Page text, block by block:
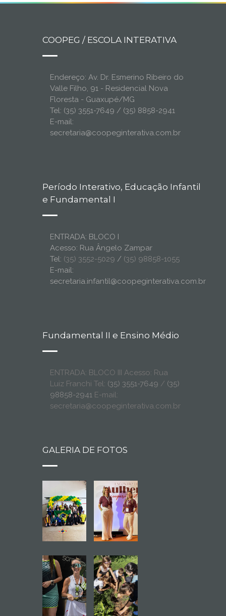
COOPEG / ESCOLA INTERATIVA
Endereço: Av. Dr. Esmerino Ribeiro do
Valle Filho, 91 - Residencial Nova
Floresta - Guaxupé/MG
Tel: (35) 3551-7649 / (35) 8858-2941
E-mail:
secretaria@coopeginterativa.com.br
Período Interativo, Educação Infantil
e Fundamental I
ENTRADA: BLOCO I
Acesso: Rua Ângelo Zampar
Tel: (35) 3552-5029 / (35) 98858-1055
E-mail:
secretaria.infantil@coopeginterativa.com.br
Fundamental II e Ensino Médio
ENTRADA: BLOCO III Acesso: Rua
Luiz Franchi Tel: (35) 3551-7649 / (35)
98858-2941 E-mail:
secretaria@coopeginterativa.com.br
GALERIA DE FOTOS